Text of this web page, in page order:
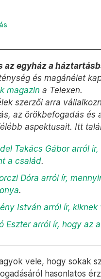
az egyház a
és magánélet
magazin a Telexen.
szerzői arra
az örökbefogadás és
aspektusait. Itt
Takács Gábor arról
a család.
Dóra arról ír,
.
István arról ír,
Eszter arról ír, hogy az
vele, hogy sokak
hasonlatos